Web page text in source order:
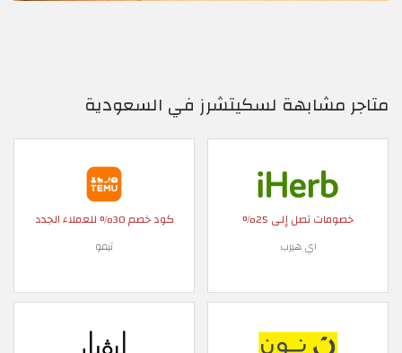
متاجر مشابهة لسكيتشرز في السعودية
خصومات تصل إلى 25%
اي هيرب
كود خصم 30% للعملاء الجدد
تيمو